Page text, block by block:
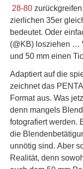
28-80
zierlichen 35er
bedeutet. Oder
(@KB) losziehen …
und 50 mm einen
Adaptiert auf die
zeichnet das
Format aus. Was
denn mangels
fotografiert werden.
die
unnötig sind. Aber
Realität, denn